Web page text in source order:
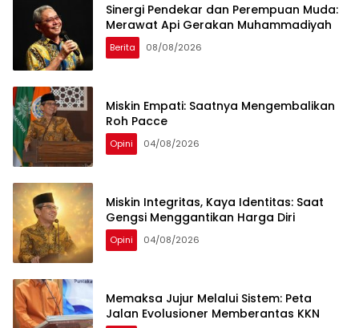
Sinergi Pendekar dan Perempuan Muda:
Merawat Api Gerakan Muhammadiyah
Berita 08/08/2026
Miskin Empati: Saatnya Mengembalikan
Roh Pacce
Opini 04/08/2026
Miskin Integritas, Kaya Identitas: Saat
Gengsi Menggantikan Harga Diri
Opini 04/08/2026
Memaksa Jujur Melalui Sistem: Peta
Jalan Evolusioner Memberantas KKN